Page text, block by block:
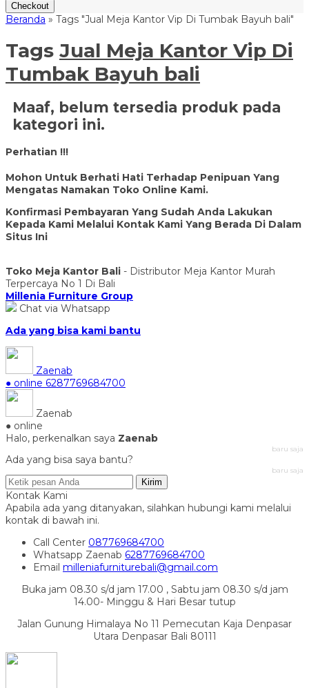
Checkout
Beranda » Tags "Jual Meja Kantor Vip Di Tumbak Bayuh bali"
Tags Jual Meja Kantor Vip Di
Tumbak Bayuh bali
Maaf, belum tersedia produk pada
kategori ini.
Perhatian !!!
Mohon Untuk Berhati Hati Terhadap Penipuan Yang
Mengatas Namakan Toko Online Kami.
Konfirmasi Pembayaran Yang Sudah Anda Lakukan
Kepada Kami Melalui Kontak Kami Yang Berada Di Dalam
Situs Ini
Toko Meja Kantor Bali - Distributor Meja Kantor Murah
Terpercaya No 1 Di Bali
Millenia Furniture Group
Chat via Whatsapp
Ada yang bisa kami bantu
Zaenab
● online 6287769684700
Zaenab
● online
Halo, perkenalkan saya Zaenab
baru saja
Ada yang bisa saya bantu?
baru saja
Kirim
Kontak Kami
Apabila ada yang ditanyakan, silahkan hubungi kami melalui
kontak di bawah ini.
Call Center 087769684700
Whatsapp Zaenab 6287769684700
Email milleniafurniturebali@gmail.com
Buka jam 08.30 s/d jam 17.00 , Sabtu jam 08.30 s/d jam
14.00- Minggu & Hari Besar tutup
Jalan Gunung Himalaya No 11 Pemecutan Kaja Denpasar
Utara Denpasar Bali 80111